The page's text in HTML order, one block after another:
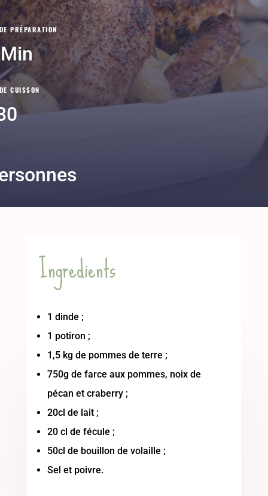
PRÉPARATION
CUISSON
Ingredients
1 dinde ;
1 potiron ;
1,5 kg de pommes de terre ;
750g de farce aux pommes, noix de
pécan et craberry ;
20cl de lait ;
20 cl de fécule ;
50cl de bouillon de volaille ;
Sel et poivre.